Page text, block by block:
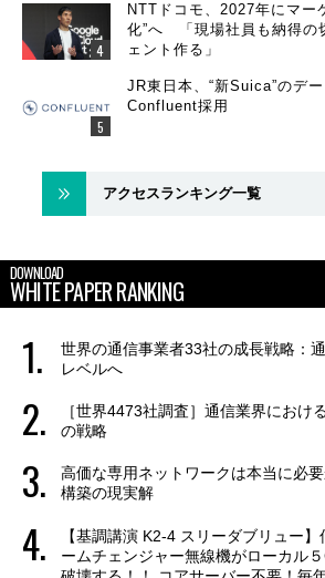
NTTドコモ、2027年にマー
化”へ 「現場社員も納得の
ェント作る」
JR東日本、“新Suica”のデ
Confluent採用
アクセスランキング一覧
DOWNLOAD
WHITE PAPER RANKING
世界の通信事業者33社の成長戦略：
レベルへ
［世界4473社調査］通信業界におけ
の戦略
高価な専用ネットワークは本当に必
構築の現実解
【基調講演 K2-4 スリーダブリュー
ームチェンジャー無線機がローカル